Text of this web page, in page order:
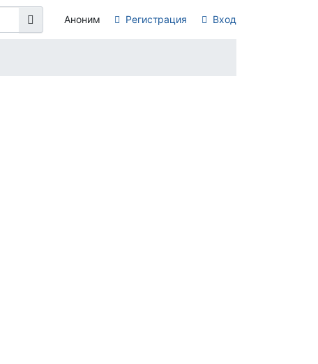
Аноним Регистрация Вход